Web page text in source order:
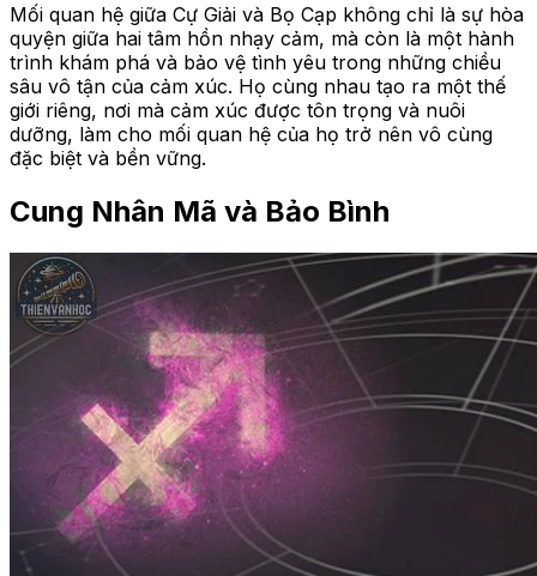
Mối quan hệ giữa Cự Giải và Bọ Cạp không chỉ là sự hòa
quyện giữa hai tâm hồn nhạy cảm, mà còn là một hành
trình khám phá và bảo vệ tình yêu trong những chiều
sâu vô tận của cảm xúc. Họ cùng nhau tạo ra một thế
giới riêng, nơi mà cảm xúc được tôn trọng và nuôi
dưỡng, làm cho mối quan hệ của họ trở nên vô cùng
đặc biệt và bền vững.
Cung Nhân Mã và Bảo Bình